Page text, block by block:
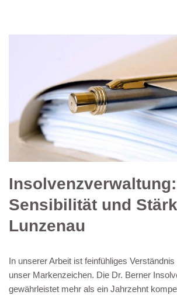
Insolvenzverwaltung:
Sensibilität und
Lunzenau
In unserer Arbeit ist feinfühliges
unser Markenzeichen. Die Dr. Berner
gewährleistet mehr als ein Jahrzehnt